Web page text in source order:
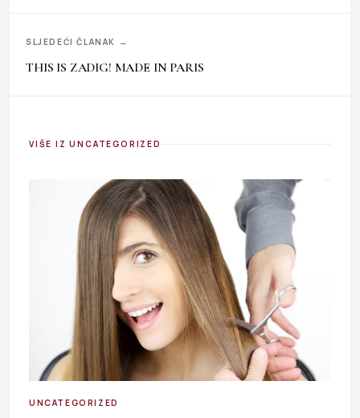
SLJEDEĆI ČLANAK →
THIS IS ZADIG! MADE IN PARIS
VIŠE IZ UNCATEGORIZED
UNCATEGORIZED